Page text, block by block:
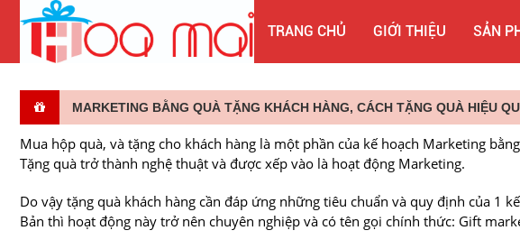
TRANG CHỦ GIỚI THIỆU SẢN
MARKETING BẰNG QUÀ TẶNG KHÁCH HÀNG, CÁCH TẶNG QUÀ HIỆU
Mua hộp quà, và tặng cho khách hàng là một phần của kế hoạch Marketing
Tặng quà trở thành nghệ thuật và được xếp vào là hoạt động Marketing.
Do vậy tặng quà khách hàng cần đáp ứng những tiêu chuẩn và quy định của 1
Bản thì hoạt động này trở nên chuyên nghiệp và có tên gọi chính thức: Gift